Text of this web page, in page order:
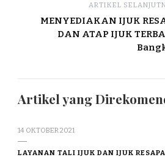
ARTIKEL
MENYEDIAKAN IJUK
DAN ATAP IJUK
Artikel yang
14 OKTOBER 2021
LAYANAN TALI IJUK DAN IJUK